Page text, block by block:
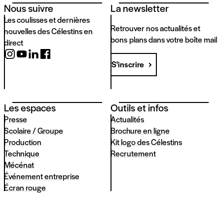
Nous suivre
Les coulisses et dernières
nouvelles des Célestins en
direct
La newsletter
Retrouver nos actualités et
bons plans dans votre boîte mail
S'inscrire
Les espaces
Presse
Scolaire / Groupe
Production
Technique
Mécénat
Événement entreprise
Écran rouge
Outils et infos
Actualités
Brochure en ligne
Kit logo des Célestins
Recrutement